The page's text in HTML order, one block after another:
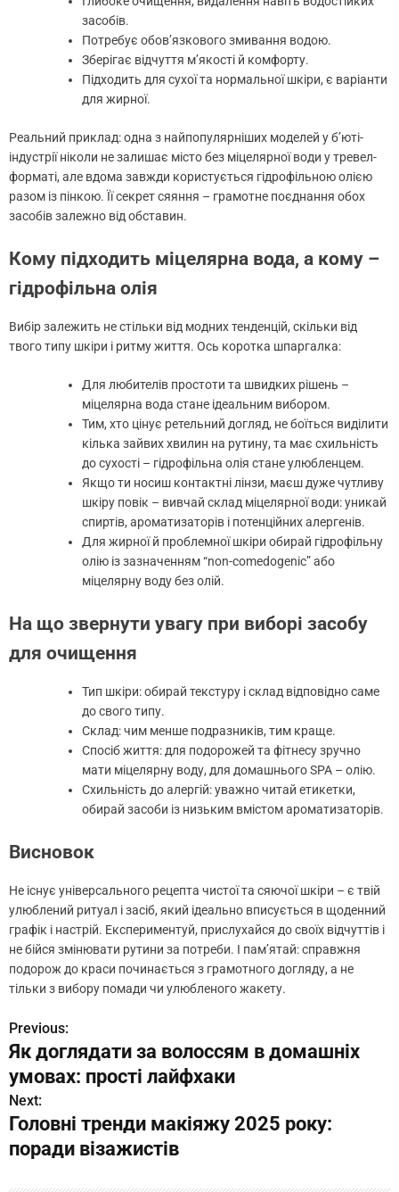
засобів.
Потребує обов’язкового змивання водою.
Зберігає відчуття м’якості й комфорту.
Підходить для сухої та нормальної шкіри, є варіанти
для жирної.
Реальний приклад: одна з найпопулярніших моделей у б’юті-
індустрії ніколи не залишає місто без міцелярної води у тревел-
форматі, але вдома завжди користується гідрофільною олією
разом із пінкою. Її секрет сяяння – грамотне поєднання обох
засобів залежно від обставин.
Кому підходить міцелярна вода, а кому –
гідрофільна олія
Вибір залежить не стільки від модних тенденцій, скільки від
твого типу шкіри і ритму життя. Ось коротка шпаргалка:
Для любителів простоти та швидких рішень –
міцелярна вода стане ідеальним вибором.
Тим, хто цінує ретельний догляд, не боїться виділити
кілька зайвих хвилин на рутину, та має схильність
до сухості – гідрофільна олія стане улюбленцем.
Якщо ти носиш контактні лінзи, маєш дуже чутливу
шкіру повік – вивчай склад міцелярної води: уникай
спиртів, ароматизаторів і потенційних алергенів.
Для жирної й проблемної шкіри обирай гідрофільну
олію із зазначенням “non-comedogenic” або
міцелярну воду без олій.
На що звернути увагу при виборі засобу
для очищення
Тип шкіри: обирай текстуру і склад відповідно саме
до свого типу.
Склад: чим менше подразників, тим краще.
Спосіб життя: для подорожей та фітнесу зручно
мати міцелярну воду, для домашнього SPA – олію.
Схильність до алергій: уважно читай етикетки,
обирай засоби із низьким вмістом ароматизаторів.
Висновок
Не існує універсального рецепта чистої та сяючої шкіри – є твій
улюблений ритуал і засіб, який ідеально вписується в щоденний
графік і настрій. Експериментуй, прислухайся до своїх відчуттів і
не бійся змінювати рутини за потреби. І пам’ятай: справжня
подорож до краси починається з грамотного догляду, а не
тільки з вибору помади чи улюбленого жакету.
Н
а
в
и
Previous:
Як доглядати за волоссям в домашніх
умовах: прості лайфхаки
Next:
Головні тренди макіяжу 2025 року:
поради візажистів